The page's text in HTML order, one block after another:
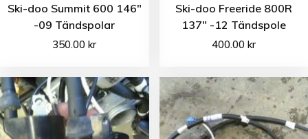
Ski-doo Summit 600 146″
-09 Tändspolar
350.00kr
Ski-doo Freeride 800R
137″ -12 Tändspole
400.00 kr